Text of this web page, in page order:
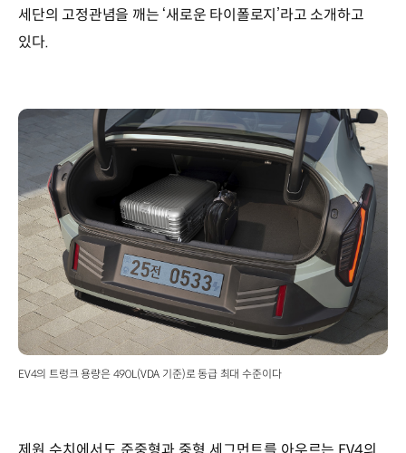
세단의 고정관념을 깨는 ‘새로운 타이폴로지’라고 소개하고
있다.
EV4의 트렁크 용량은 490L(VDA 기준)로 동급 최대 수준이다